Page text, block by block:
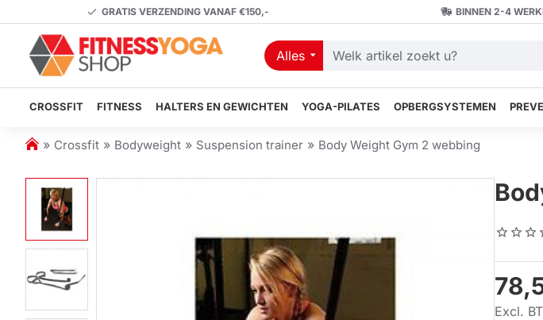
GRATIS VERZENDING VANAF €150,- BINNEN 2-4
Alles
Welk
zoekt
CROSSFIT FITNESS HALTERS EN GEWICHTEN YOGA-PILATES OPBERGSYSTEMEN
h
m
e
Crossfit Bodyweight Suspension trainer Body Weight Gym 2 webbing
Excl.